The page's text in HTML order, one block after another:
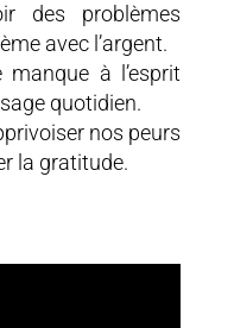
des problèmes
avec l’argent.
manque à l’esprit
quotidien.
nos peurs
la gratitude.